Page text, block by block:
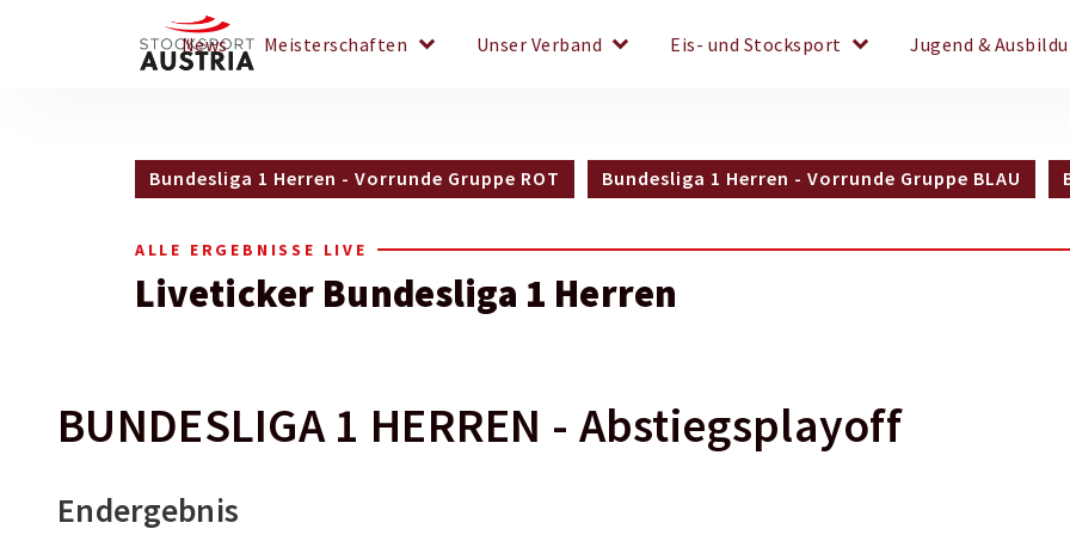
News Meisterschaften keyboard_arrow_down Unser Verband keyboard_arrow_down Eis- und Stocksport keyboard_arrow_down Jugend &
Bundesliga 1 Herren - Vorrunde Gruppe ROT Bundesliga 1 Herren - Vorrunde Gruppe BLAU
ALLE ERGEBNISSE LIVE
Liveticker Bundesliga 1 Herren
BUNDESLIGA 1 HERREN - Abstiegsplayoff
Endergebnis